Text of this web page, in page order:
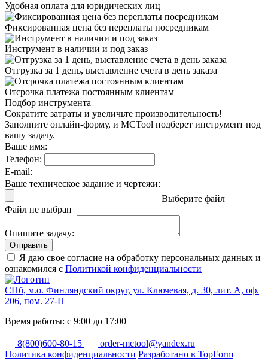
Удобная оплата для юридических лиц
Фиксированная цена без переплаты посредникам
Инструмент в наличии и под заказ
Отгрузка за 1 день, выставление счета в день заказа
Отсрочка платежа постоянным клиентам
Подбор инструмента
Сократите затраты и увеличьте производительность!
Заполните онлайн-форму, и MCTool подберет инструмент под
вашу задачу.
Ваше имя:
Телефон:
E-mail:
Ваше техническое задание и чертежи:
Выберите файл
Файл не выбран
Опишите задачу:
Отправить
Я даю свое согласие на обработку персональных данных и
ознакомился с Политикой конфиденциальности
СПб, м.о. Финляндский округ, ул. Ключевая, д. 30, лит. А, оф.
206, пом. 27-Н
Время работы: с 9:00 до 17:00
8(800)600-80-15
order-mctool@yandex.ru
Политика конфиденциальности Разработано в TopForm